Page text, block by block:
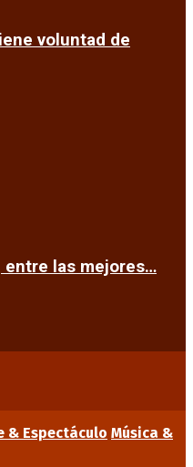
voluntad de
entre las mejores…
& Espectáculo Música &